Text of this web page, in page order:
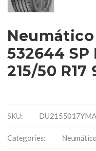
Neumático
532644 SP
215/50 R17
SKU:
Categories: